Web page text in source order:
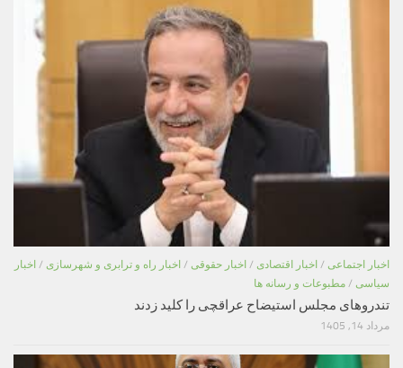
اخبار اجتماعی / اخبار اقتصادی / اخبار حقوقی / اخبار راه و ترابری و شهرسازی / اخبار
سیاسی / مطبوعات و رسانه ها
تندروهای مجلس استیضاح عراقچی را کلید زدند
مرداد 14, 1405